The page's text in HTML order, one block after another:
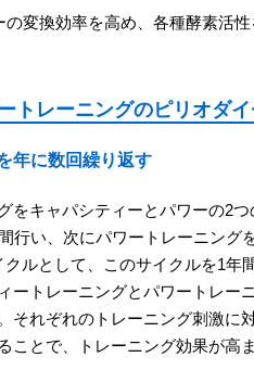
変換効率を高め、各種酵素活性
トレーニングのピリオダ
年に数回繰り返す
をキャパシティーとパワーの2
行い、次にパワートレーニング
ルとして、このサイクルを1年
ートレーニングとパワートレー
それぞれのトレーニング刺激に
ことで、トレーニング効果が高